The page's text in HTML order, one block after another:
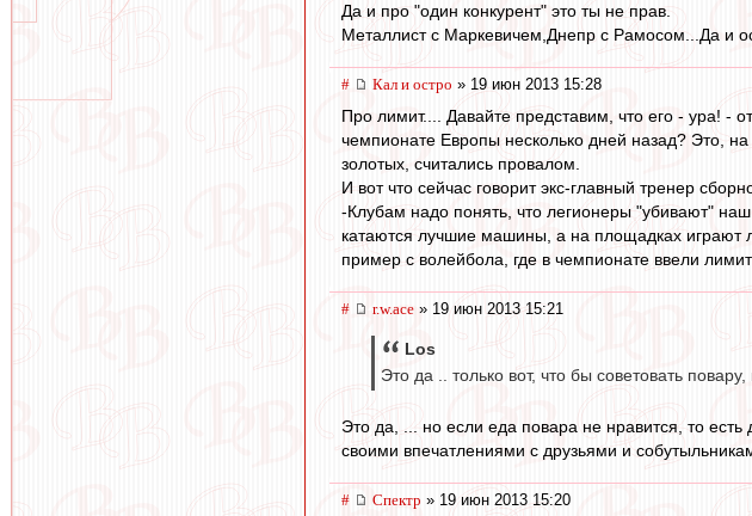
Да и про "один конкурент" это ты не прав.
Металлист с Маркевичем,Днепр с Рамосом...Да и
# Кал и остро » 19 июн 2013 15:28
Про лимит.... Давайте представим, что его - ура! -
чемпионате Европы несколько дней назад? Это,
золотых, считались провалом.
И вот что сейчас говорит экс-главный тренер
-Клубам надо понять, что легионеры "убивают"
катаются лучшие машины, а на площадках играют
пример с волейбола, где в чемпионате ввели
# r.w.ace » 19 июн 2013 15:21
Los
Это да .. только вот, что бы советовать
Это да, ... но если еда повара не нравится, то
своими впечатлениями с друзьями и
# Спектр » 19 июн 2013 15:20